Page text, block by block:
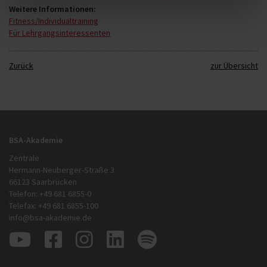
Weitere Informationen:
Fitness/Individualtraining
Für Lehrgangsinteressenten
Zurück zur Übersicht
BSA-Akademie
Zentrale
Hermann-Neuberger-Straße 3
66123 Saarbrücken
Telefon: +49 681 6855-0
Telefax: +49 681 6855-100
info@bsa-akademie.de